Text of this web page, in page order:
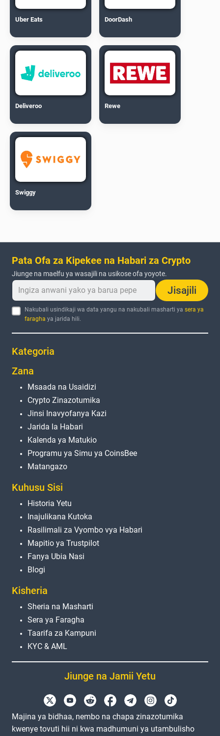
Uber Eats DoorDash
Deliveroo Rewe
Swiggy
Pata Ofa za Kipekee na Habari za Crypto
Jiunge na maelfu ya wasajili na usikose ofa yoyote.
Jisajili
Nakubali usindikaji wa data yangu na nakubali masharti yasera ya
faragha ya jarida hili.
Kategoria
Zana
Msaada na Usaidizi
Crypto Zinazotumika
Jinsi Inavyofanya Kazi
Jarida la Habari
Kalenda ya Matukio
Programu ya Simu ya CoinsBee
Matangazo
Kuhusu Sisi
Historia Yetu
Inajulikana Kutoka
Rasilimali za Vyombo vya Habari
Mapitio ya Trustpilot
Fanya Ubia Nasi
Blogi
Kisheria
Sheria na Masharti
Sera ya Faragha
Taarifa za Kampuni
KYC & AML
Jiunge na Jamii Yetu
Majina ya bidhaa, nembo na chapa zinazotumika
kwenye tovuti hii ni kwa madhumuni ya utambulisho